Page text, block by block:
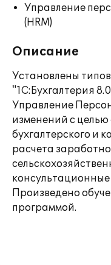
Управление
(HRM)
Описание
Установлены
"1C:Бухгалтерия
Управление
изменений с
бухгалтерского и
расчета
консультационные
Произведено
программой.